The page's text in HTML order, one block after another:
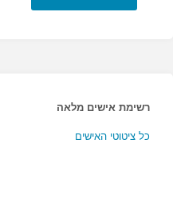
רשימת אישים מלאה
כל ציטוטי האישים